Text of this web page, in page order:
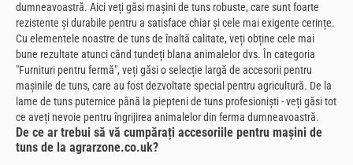
dumneavoastră. Aici veți găsi mașini de tuns robuste, care sunt foarte
rezistente și durabile pentru a satisface chiar și cele mai exigente cerințe.
Cu elementele noastre de tuns de înaltă calitate, veți obține cele mai
bune rezultate atunci când tundeți blana animalelor dvs. În categoria
"Furnituri pentru fermă", veți găsi o selecție largă de accesorii pentru
mașinile de tuns, care au fost dezvoltate special pentru agricultură. De la
lame de tuns puternice până la piepteni de tuns profesioniști - veți găsi tot
ce aveți nevoie pentru îngrijirea animalelor din ferma dumneavoastră.
De ce ar trebui să vă cumpărați accesoriile pentru mașini de
tuns de la agrarzone.co.uk?